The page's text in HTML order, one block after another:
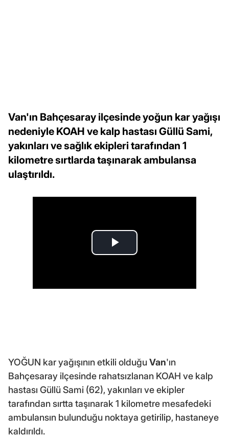
Van'ın Bahçesaray ilçesinde yoğun kar yağışı
nedeniyle KOAH ve kalp hastası Güllü Sami,
yakınları ve sağlık ekipleri tarafından 1
kilometre sırtlarda taşınarak ambulansa
ulaştırıldı.
YOĞUN kar yağışının etkili olduğuVan'ın
Bahçesaray ilçesinde rahatsızlanan KOAH ve kalp
hastası Güllü Sami (62), yakınları ve ekipler
tarafından sırtta taşınarak 1 kilometre mesafedeki
ambulansın bulunduğu noktaya getirilip, hastaneye
kaldırıldı.